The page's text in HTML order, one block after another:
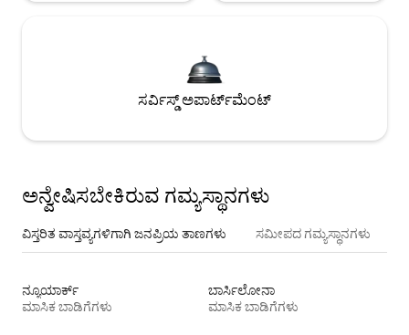
ಸರ್ವಿಸ್ಡ್ ಅಪಾರ್ಟ್‌ಮೆಂಟ್
ಅನ್ವೇಷಿಸಬೇಕಿರುವ ಗಮ್ಯಸ್ಥಾನಗಳು
ವಿಸ್ತರಿತ ವಾಸ್ತವ್ಯಗಳಿಗಾಗಿ ಜನಪ್ರಿಯ ತಾಣಗಳು ಸಮೀಪದ ಗಮ್ಯಸ್ಥಾನಗಳು
ನ್ಯೂಯಾರ್ಕ್
ಮಾಸಿಕ ಬಾಡಿಗೆಗಳು
ಬಾರ್ಸಿಲೋನಾ
ಮಾಸಿಕ ಬಾಡಿಗೆಗಳು